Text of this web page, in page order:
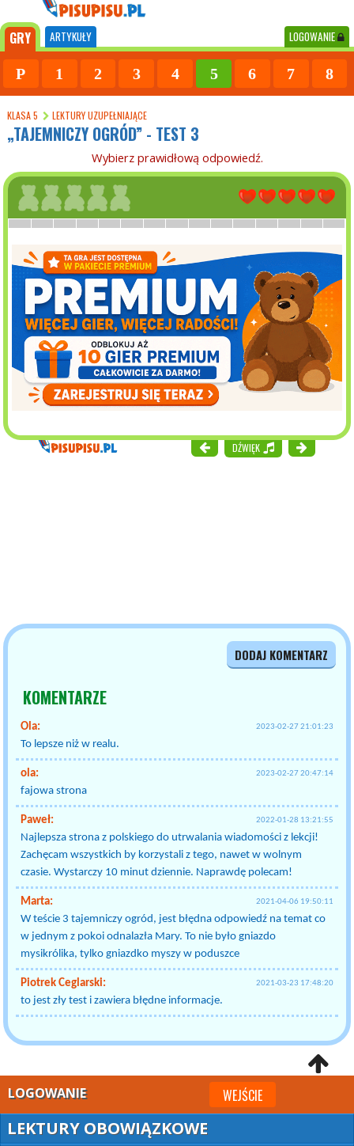
GRY ARTYKUŁY LOGOWANIE
P 1 2 3 4 5 6 7 8
KLASA 5 LEKTURY UZUPEŁNIAJĄCE
„TAJEMNICZY OGRÓD” - TEST 3
Wybierz prawidłową odpowiedź.
DŹWIĘK
DODAJ KOMENTARZ
KOMENTARZE
Ola: 2023-02-27 21:01:23
To lepsze niż w realu.
ola: 2023-02-27 20:47:14
fajowa strona
Paweł: 2022-01-28 13:21:55
Najlepsza strona z polskiego do utrwalania wiadomości z lekcji!
Zachęcam wszystkich by korzystali z tego, nawet w wolnym
czasie. Wystarczy 10 minut dziennie. Naprawdę polecam!
Marta: 2021-04-06 19:50:11
W teście 3 tajemniczy ogród, jest błędna odpowiedź na temat co
w jednym z pokoi odnalazła Mary. To nie było gniazdo
mysikrólika, tylko gniazdko myszy w poduszce
Piotrek Ceglarski: 2021-03-23 17:48:20
to jest zły test i zawiera błędne informacje.
LOGOWANIE WEJŚCIE
LEKTURY OBOWIĄZKOWE